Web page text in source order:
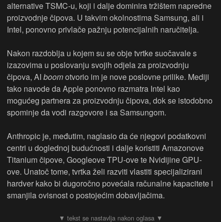
alternative TSMC-u, koji i dalje dominira tržištem napredne
proizvodnje čipova. U takvim okolnostima Samsung, ali i
Intel, ponovno privlače pažnju potencijalnih naručitelja.
Nakon razdoblja u kojem su se obje tvrtke suočavale s
izazovima u poslovanju svojih odjela za proizvodnju
čipova, AI boomotvorio im je nove poslovne prilike. Mediji
tako navode da Apple ponovno razmatra Intel kao
mogućeg partnera za proizvodnju čipova, dok se istodobno
spominje da vodi razgovore i sa Samsungom.
Anthropic je, međutim, naglasio da će njegovi podatkovni
centri u doglednoj budućnosti i dalje koristiti Amazonove
Titanium čipove, Googleove TPU-ove te Nvidijine GPU-
ove. Unatoč tome, tvrtka želi razviti vlastiti specijalizirani
hardver kako bi dugoročno povećala računalne kapacitete i
smanjila ovisnost o postojećim dobavljačima.